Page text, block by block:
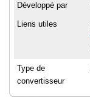
Développé par
Liens utiles
Type de
convertisseur